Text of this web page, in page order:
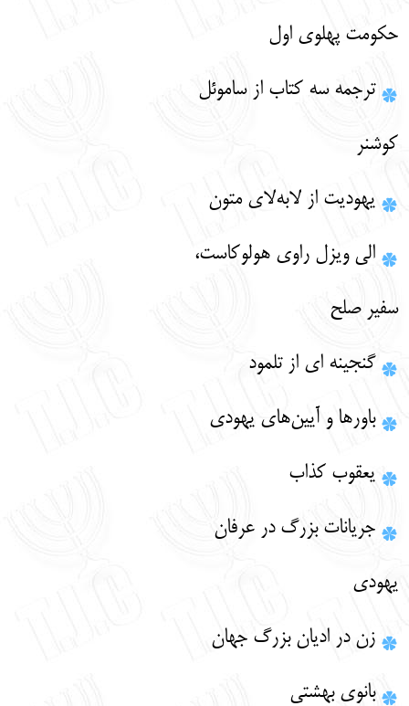
بانوی بهشتی
زن در ادیان بزرگ جهان
جریانات بزرگ در عرفان
یهودی
یعقوب کذاب
باورها و آيين‌هاي يهودي
گنجينه ‏اي از تلمود
الی ویزل راوی هولوکاست،
سفیر صلح
یهودیت از لابه‌لای متون
ترجمه سه کتاب از ساموئل
کوشنر
حکومت پهلوی اول